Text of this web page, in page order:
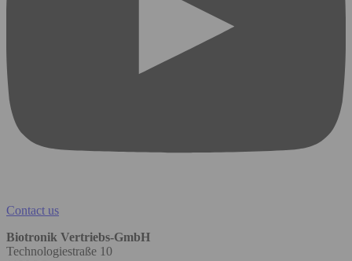
Contact us
Biotronik Vertriebs-GmbH
Technologiestraße 10